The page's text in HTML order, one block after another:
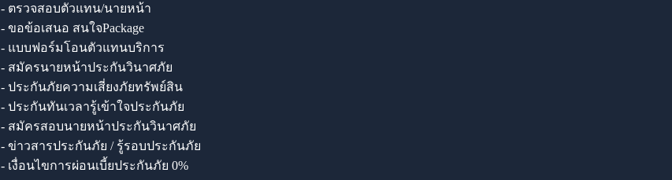
- ตรวจสอบตัวแทน/นายหน้า
- ขอข้อเสนอ สนใจPackage
- แบบฟอร์มโอนตัวแทนบริการ
- สมัครนายหน้าประกันวินาศภัย
- ประกันภัยความเสี่ยงภัยทรัพย์สิน
- ประกันทันเวลารู้เข้าใจประกันภัย
- สมัครสอบนายหน้าประกันวินาศภัย
- ข่าวสารประกันภัย / รู้รอบประกันภัย
- เงื่อนไขการผ่อนเบี้ยประกันภัย 0%